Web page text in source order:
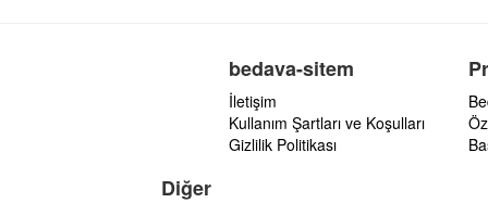
bedava-sitem
İletişim
Kullanım Şartları ve Koşulları
Gizlilik Politikası
Diğer